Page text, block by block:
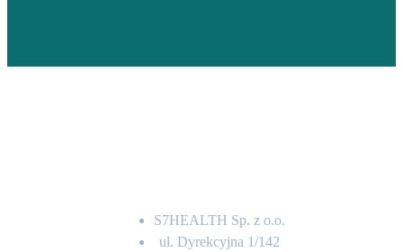
S7HEALTH Sp. z o.o.
ul. Dyrekcyjna 1/142